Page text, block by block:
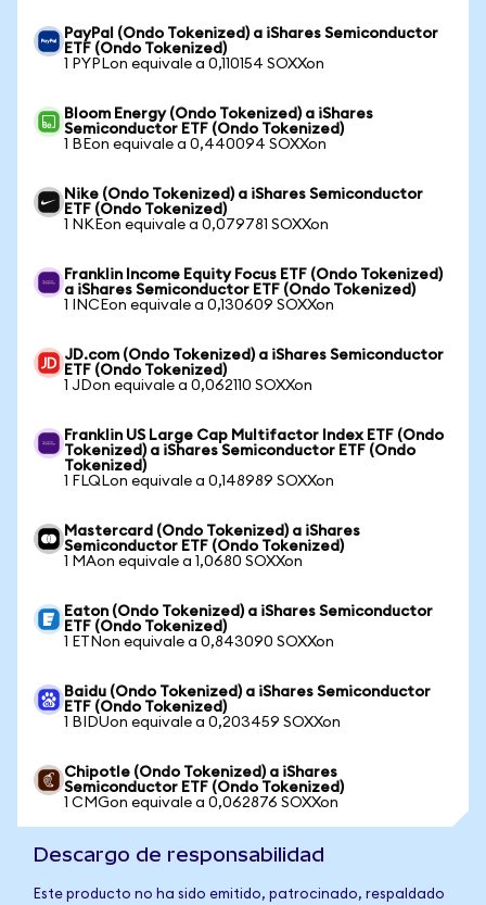
PayPal (Ondo Tokenized) a iShares Semiconductor
ETF (Ondo Tokenized)
1 PYPLon equivale a 0,110154 SOXXon
Bloom Energy (Ondo Tokenized) a iShares
Semiconductor ETF (Ondo Tokenized)
1 BEon equivale a 0,440094 SOXXon
Nike (Ondo Tokenized) a iShares Semiconductor
ETF (Ondo Tokenized)
1 NKEon equivale a 0,079781 SOXXon
Franklin Income Equity Focus ETF (Ondo Tokenized)
a iShares Semiconductor ETF (Ondo Tokenized)
1 INCEon equivale a 0,130609 SOXXon
JD.com (Ondo Tokenized) a iShares Semiconductor
ETF (Ondo Tokenized)
1 JDon equivale a 0,062110 SOXXon
Franklin US Large Cap Multifactor Index ETF (Ondo
Tokenized) a iShares Semiconductor ETF (Ondo
Tokenized)
1 FLQLon equivale a 0,148989 SOXXon
Mastercard (Ondo Tokenized) a iShares
Semiconductor ETF (Ondo Tokenized)
1 MAon equivale a 1,0680 SOXXon
Eaton (Ondo Tokenized) a iShares Semiconductor
ETF (Ondo Tokenized)
1 ETNon equivale a 0,843090 SOXXon
Baidu (Ondo Tokenized) a iShares Semiconductor
ETF (Ondo Tokenized)
1 BIDUon equivale a 0,203459 SOXXon
Chipotle (Ondo Tokenized) a iShares
Semiconductor ETF (Ondo Tokenized)
1 CMGon equivale a 0,062876 SOXXon
Descargo de responsabilidad
Este producto no ha sido emitido, patrocinado, respaldado